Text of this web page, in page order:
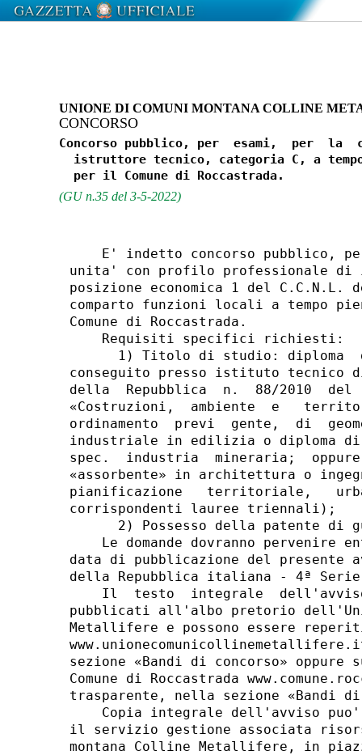
UNIONE DI COMUNI MONTANA COLLINE
CONCORSO
Concorso pubblico, per  esami,  per  la
istruttore tecnico, categoria C, a
(GU n.35 del 3-5-2022)
E' indetto concorso pubblico,
unita' con profilo professionale
posizione economica 1 del
comparto funzioni locali a tempo
Comune di Roccastrada.
    Requisiti specifici richiesti:
1) Titolo di studio: diploma
conseguito presso istituto tecnico
della  Repubblica  n.  88/2010
«Costruzioni,  ambiente  e
ordinamento  previ  gente,  di
industriale in edilizia o diploma
spec.  industria  mineraria;
«assorbente» in architettura o
pianificazione   territoriale,
corrispondenti lauree triennali);
2) Possesso della patente di
Le domande dovranno pervenire
data di pubblicazione del
della Repubblica italiana - 4ª
Il  testo  integrale
pubblicati all'albo pretorio
Metallifere e possono essere
sezione «Bandi di concorso»
Comune di Roccastrada
trasparente, nella sezione «Bandi
Copia integrale dell'avviso
il servizio gestione associata
montana Colline Metallifere, in